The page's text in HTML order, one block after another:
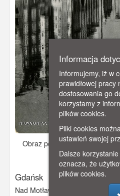
Obraz pochodzi z1965-08-04.
Gdańsk
Nad Motławą. Widok w kierunku
Informacja
Informujemy, iż w
prawidłowej
dostosowania go
korzystamy z
plików cookies.
Pliki cookies
ustawień swojej
Dalsze
oznacza, że
plików cookies.